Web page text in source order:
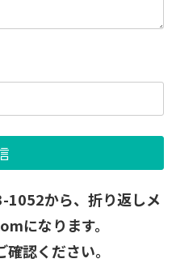
から、折り返しメ
になります。
認ください。